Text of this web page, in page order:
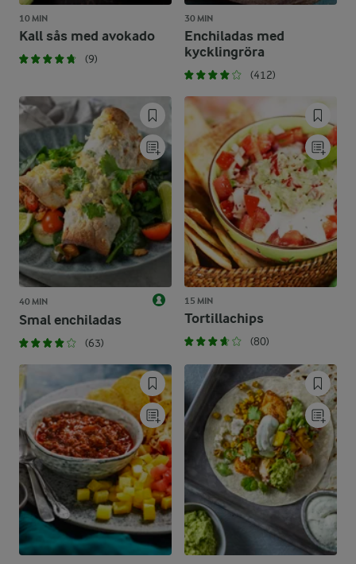
10 MIN
Kall sås med avokado
(9)
30 MIN
Enchiladas med
kycklingröra
(412)
40 MIN
Smal enchiladas
(63)
15 MIN
Tortillachips
(80)